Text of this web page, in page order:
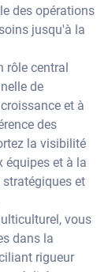
des opérations
jusqu'à la
rôle central
de
et à
des
la visibilité
équipes et à la
et
vous
dans la
rigueur